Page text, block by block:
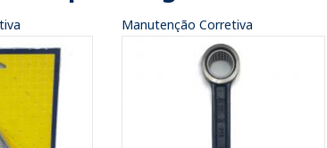
Manutenção Corretiva